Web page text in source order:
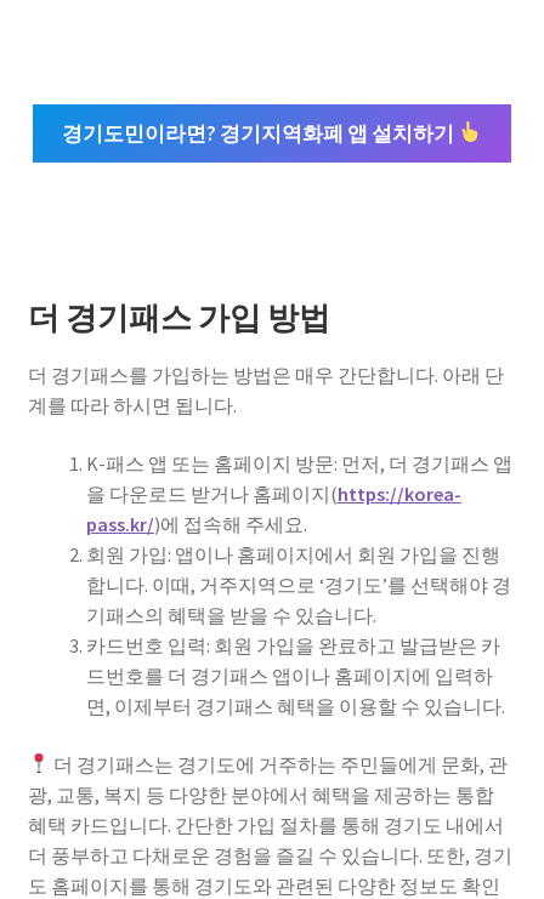
경기도민이라면? 경기지역화폐 앱 설치하기
더 경기패스 가입 방법
더 경기패스를 가입하는 방법은 매우 간단합니다. 아래 단
계를 따라 하시면 됩니다.
K-패스 앱 또는 홈페이지 방문: 먼저, 더 경기패스 앱
을 다운로드 받거나 홈페이지(https://korea-
pass.kr/)에 접속해 주세요.
회원 가입: 앱이나 홈페이지에서 회원 가입을 진행
합니다. 이때, 거주지역으로 ‘경기도’를 선택해야 경
기패스의 혜택을 받을 수 있습니다.
카드번호 입력: 회원 가입을 완료하고 발급받은 카
드번호를 더 경기패스 앱이나 홈페이지에 입력하
면, 이제부터 경기패스 혜택을 이용할 수 있습니다.
더 경기패스는 경기도에 거주하는 주민들에게 문화, 관
광, 교통, 복지 등 다양한 분야에서 혜택을 제공하는 통합
혜택 카드입니다. 간단한 가입 절차를 통해 경기도 내에서
더 풍부하고 다채로운 경험을 즐길 수 있습니다. 또한, 경기
도 홈페이지를 통해 경기도와 관련된 다양한 정보도 확인